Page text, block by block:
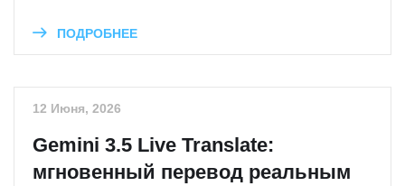
ПОДРОБНЕЕ
12 Июня, 2026
Gemini 3.5 Live Translate:
мгновенный перевод реальным